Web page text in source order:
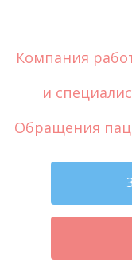
Компания
и
Обращения